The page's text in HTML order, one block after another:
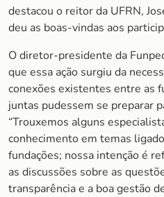
destacou o reitor da UFRN,
deu as boas-vindas aos
O diretor-presidente da
que essa ação surgiu da
conexões existentes entre as
juntas pudessem se preparar
“Trouxemos alguns
conhecimento em temas
fundações; nossa intenção é
as discussões sobre as
transparência e a boa gestão